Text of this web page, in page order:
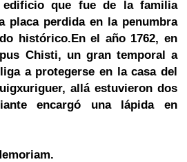
que fue de la familia
placa perdida en la penumbra
histórico.En el año 1762, en
Chisti, un gran temporal a
a protegerse en la casa del
allá estuvieron dos
encargó una lápida en